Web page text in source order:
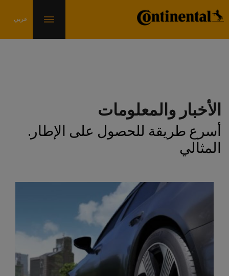
الأخبار والمعلومات
.أسرع طريقة للحصول على الإطار
المثالي